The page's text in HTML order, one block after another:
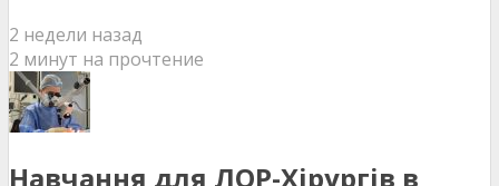
2 недели назад
2 минут на прочтение
Навчання для ЛОР-Хірургів в